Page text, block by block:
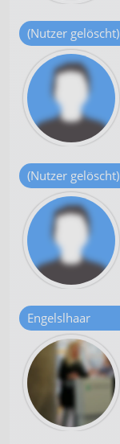
(Nutzer gelöscht)
(Nutzer gelöscht)
Engelslhaar